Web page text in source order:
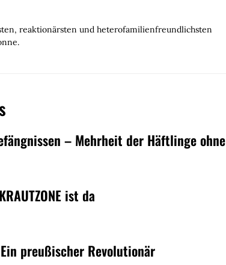
reaktionärsten und heterofamilienfreundlichsten
– Mehrheit der Häftlinge ohne
ist da
preußischer Revolutionär